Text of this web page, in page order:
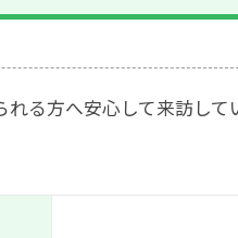
る方へ安心して来訪し